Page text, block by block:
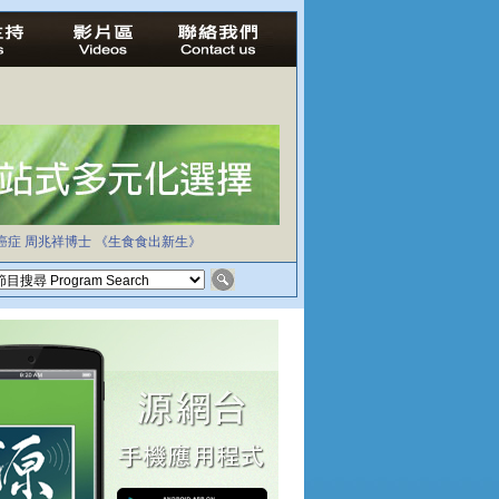
症 周兆祥博士 《生食食出新生》